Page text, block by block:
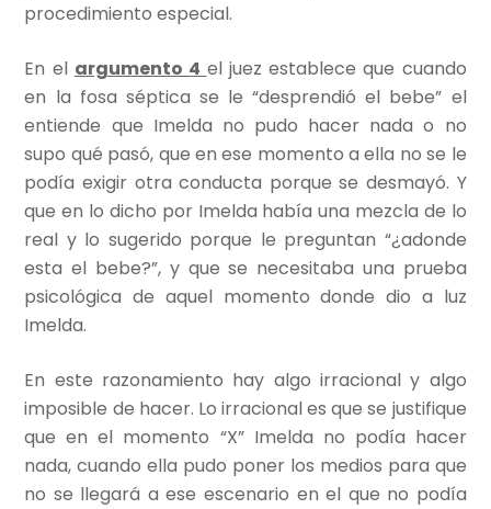
procedimiento especial.
En el argumento 4 el juez establece que cuando
en la fosa séptica se le “desprendió el bebe” el
entiende que Imelda no pudo hacer nada o no
supo qué pasó, que en ese momento a ella no se le
podía exigir otra conducta porque se desmayó. Y
que en lo dicho por Imelda había una mezcla de lo
real y lo sugerido porque le preguntan “¿adonde
esta el bebe?”, y que se necesitaba una prueba
psicológica de aquel momento donde dio a luz
Imelda.
En este razonamiento hay algo irracional y algo
imposible de hacer. Lo irracional es que se justifique
que en el momento “X” Imelda no podía hacer
nada, cuando ella pudo poner los medios para que
no se llegará a ese escenario en el que no podía